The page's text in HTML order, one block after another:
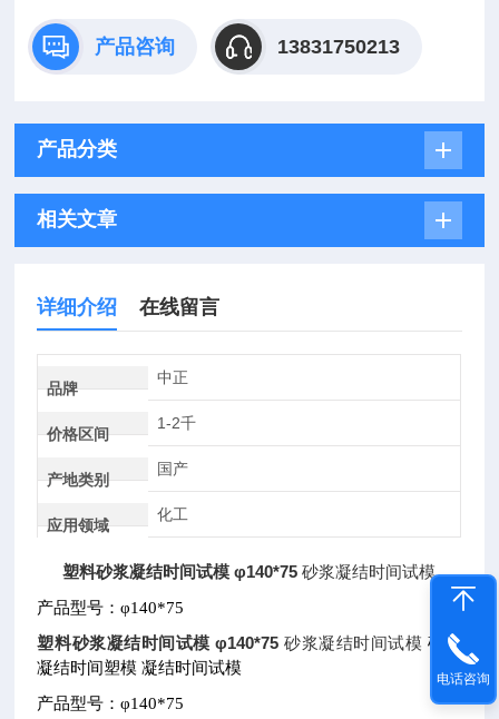
产品咨询 13831750213
产品分类
相关文章
详细介绍 在线留言
品牌
中正
价格区间
1-2千
产地类别
国产
应用领域
化工
塑料砂浆凝结时间试模 φ140*75 砂浆凝结时间试模
产品型号：φ140*75
塑料砂浆凝结时间试模 φ140*75 砂浆凝结时间试模砂浆
凝结时间塑模 凝结时间试模
产品型号：φ140*75
电话咨询